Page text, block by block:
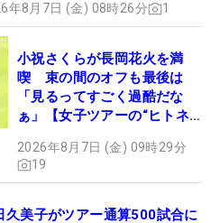
の深い大会からリスタート
年8月7日 (金) 08時26分 1
小祝さくらが長岡花火を満
喫 束の間のオフも最後は
「見るってすごく過酷だな
ぁ」【女子ツアーの“ヒトネ
2026年8月7日 (金) 09時29分
19
久美子がツアー通算500試合に